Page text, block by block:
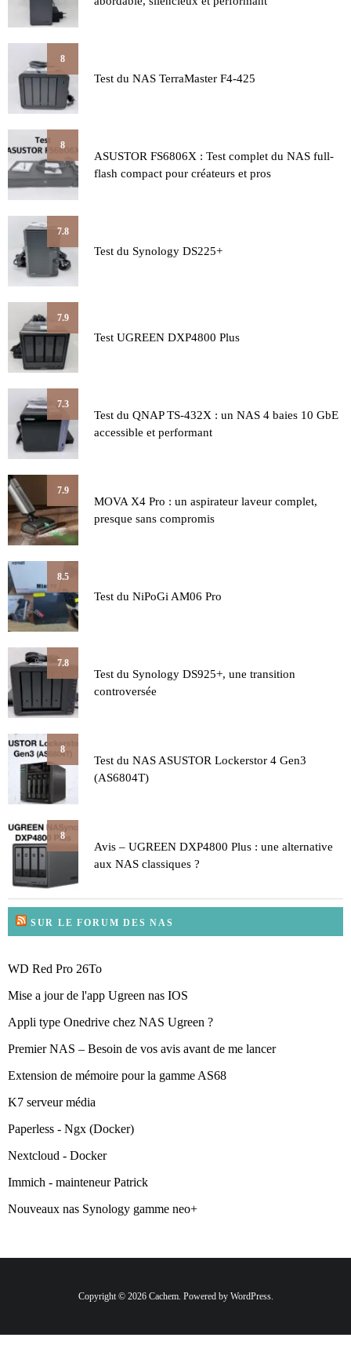
8
Test du NAS TerraMaster F4-425
8
ASUSTOR FS6806X : Test complet du NAS full-
flash compact pour créateurs et pros
7.8
Test du Synology DS225+
7.9
Test UGREEN DXP4800 Plus
7.3
Test du QNAP TS-432X : un NAS 4 baies 10 GbE
accessible et performant
7.9
MOVA X4 Pro : un aspirateur laveur complet,
presque sans compromis
8.5
Test du NiPoGi AM06 Pro
7.8
Test du Synology DS925+, une transition
controversée
8
Test du NAS ASUSTOR Lockerstor 4 Gen3
(AS6804T)
8
Avis – UGREEN DXP4800 Plus : une alternative
aux NAS classiques ?
SUR LE FORUM DES NAS
WD Red Pro 26To
Mise a jour de l'app Ugreen nas IOS
Appli type Onedrive chez NAS Ugreen ?
Premier NAS – Besoin de vos avis avant de me lancer
Extension de mémoire pour la gamme AS68
K7 serveur média
Paperless - Ngx (Docker)
Nextcloud - Docker
Immich - mainteneur Patrick
Nouveaux nas Synology gamme neo+
Copyright © 2026 Cachem. Powered by WordPress.